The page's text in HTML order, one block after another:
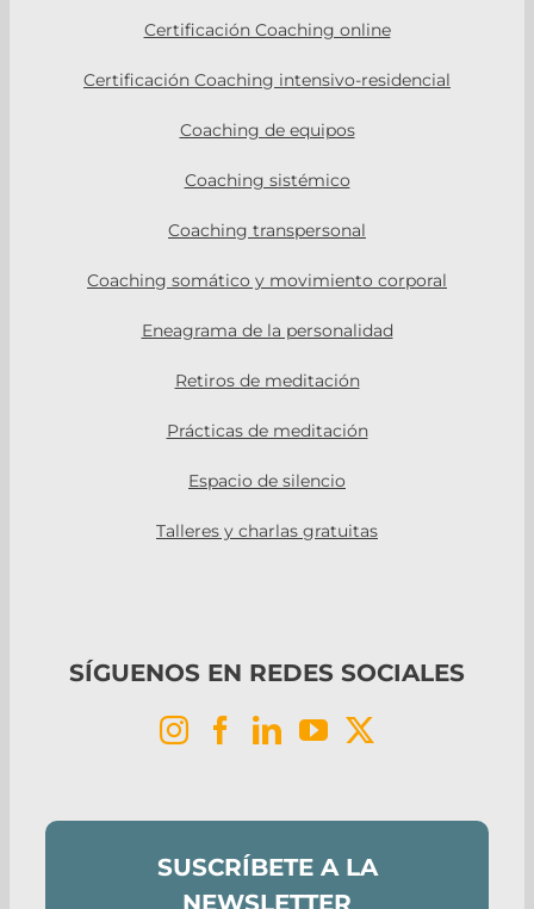
Certificación Coaching online
Certificación Coaching intensivo-residencial
Coaching de equipos
Coaching sistémico
Coaching transpersonal
Coaching somático y movimiento corporal
Eneagrama de la personalidad
Retiros de meditación
Prácticas de meditación
Espacio de silencio
Talleres y charlas gratuitas
SÍGUENOS EN REDES SOCIALES
SUSCRÍBETE A LA
NEWSLETTER